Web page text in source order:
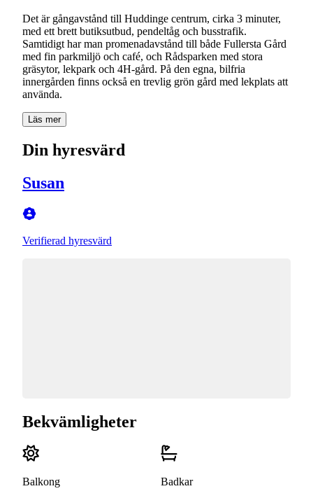
Det är gångavstånd till Huddinge centrum, cirka 3 minuter,
med ett brett butiksutbud, pendeltåg och busstrafik.
Samtidigt har man promenadavstånd till både Fullersta Gård
med fin parkmiljö och café, och Rådsparken med stora
gräsytor, lekpark och 4H-gård. På den egna, bilfria
innergården finns också en trevlig grön gård med lekplats att
använda.
Läs mer
Din hyresvärd
Susan
Verifierad hyresvärd
Bekvämligheter
Balkong Badkar